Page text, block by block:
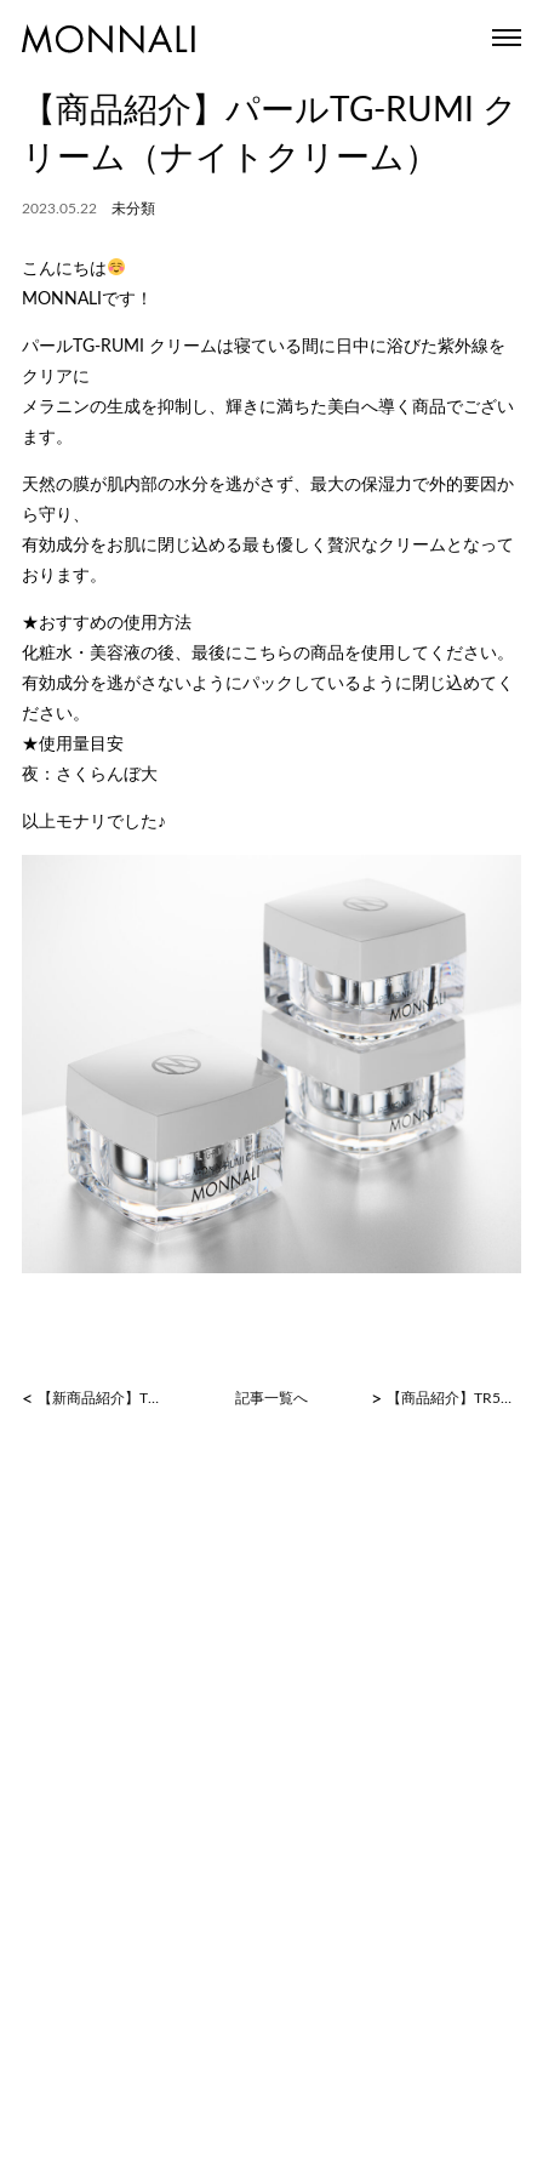
【商品紹介】パールTG-RUMI ク
リーム（ナイトクリーム）
2023.05.22 未分類
こんにちは
MONNALIです！
パールTG-RUMI クリームは寝ている間に日中に浴びた紫外線を
クリアに
メラニンの生成を抑制し、輝きに満ちた美白へ導く商品でござい
ます。
天然の膜が肌内部の水分を逃がさず、最大の保湿力で外的要因か
ら守り、
有効成分をお肌に閉じ込める最も優しく贅沢なクリームとなって
おります。
★おすすめの使用方法
化粧水・美容液の後、最後にこちらの商品を使用してください。
有効成分を逃がさないようにパックしているように閉じ込めてく
ださい。
★使用量目安
夜：さくらんぼ大
以上モナリでした♪
< 【新商品紹介】TR50水素CEオイル 記事一覧へ > 【商品紹介】TR50 UVクリーム